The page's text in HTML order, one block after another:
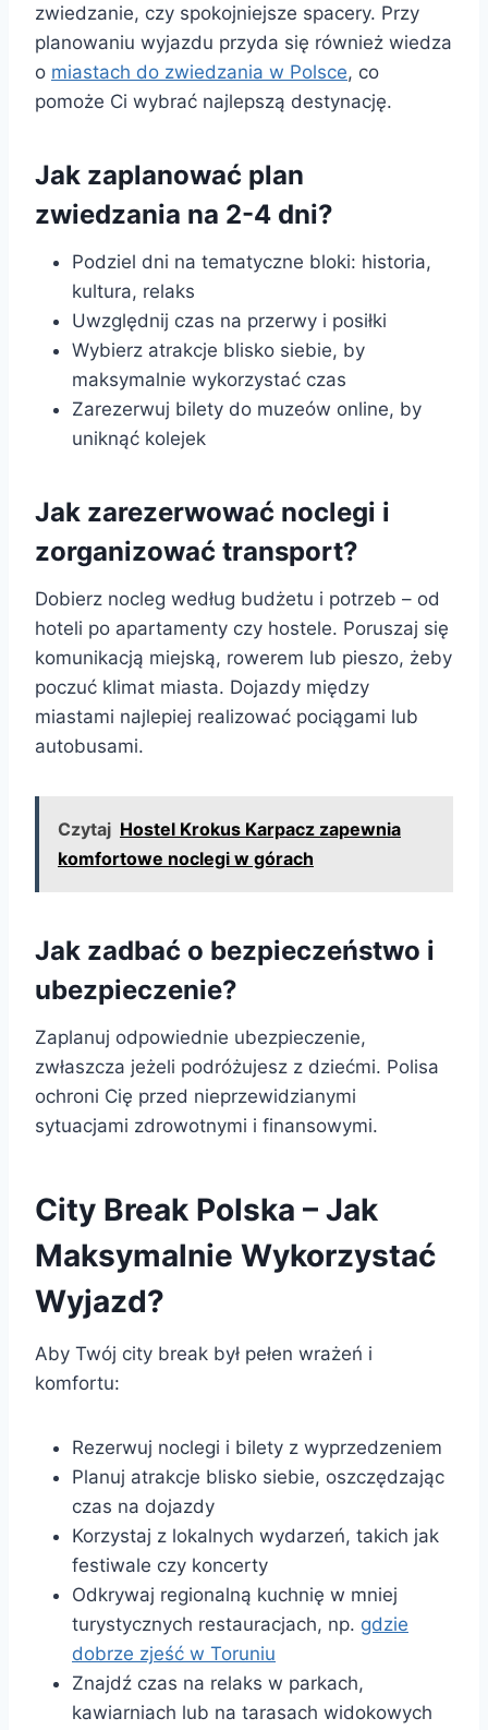
zwiedzanie, czy spokojniejsze spacery. Przy
planowaniu wyjazdu przyda się również wiedza
o miastach do zwiedzania w Polsce, co
pomoże Ci wybrać najlepszą destynację.
Jak zaplanować plan
zwiedzania na 2-4 dni?
Podziel dni na tematyczne bloki: historia,
kultura, relaks
Uwzględnij czas na przerwy i posiłki
Wybierz atrakcje blisko siebie, by
maksymalnie wykorzystać czas
Zarezerwuj bilety do muzeów online, by
uniknąć kolejek
Jak zarezerwować noclegi i
zorganizować transport?
Dobierz nocleg według budżetu i potrzeb – od
hoteli po apartamenty czy hostele. Poruszaj się
komunikacją miejską, rowerem lub pieszo, żeby
poczuć klimat miasta. Dojazdy między
miastami najlepiej realizować pociągami lub
autobusami.
Czytaj Hostel Krokus Karpacz zapewnia
komfortowe noclegi w górach
Jak zadbać o bezpieczeństwo i
ubezpieczenie?
Zaplanuj odpowiednie ubezpieczenie,
zwłaszcza jeżeli podróżujesz z dziećmi. Polisa
ochroni Cię przed nieprzewidzianymi
sytuacjami zdrowotnymi i finansowymi.
City Break Polska – Jak
Maksymalnie Wykorzystać
Wyjazd?
Aby Twój city break był pełen wrażeń i
komfortu:
Rezerwuj noclegi i bilety z wyprzedzeniem
Planuj atrakcje blisko siebie, oszczędzając
czas na dojazdy
Korzystaj z lokalnych wydarzeń, takich jak
festiwale czy koncerty
Odkrywaj regionalną kuchnię w mniej
turystycznych restauracjach, np. gdzie
dobrze zjeść w Toruniu
Znajdź czas na relaks w parkach,
kawiarniach lub na tarasach widokowych